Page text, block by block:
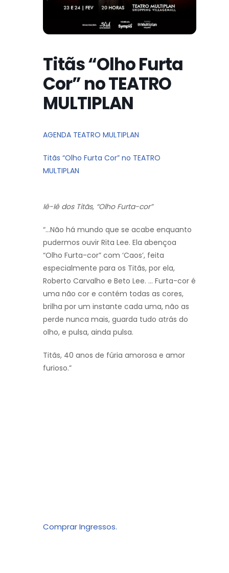
Titãs “Olho Furta
Cor” no TEATRO
MULTIPLAN
AGENDA TEATRO MULTIPLAN
Titãs “Olho Furta Cor” no TEATRO
MULTIPLAN
Iê-Iê dos Titãs, “Olho Furta-cor”
“…Não há mundo que se acabe enquanto
pudermos ouvir Rita Lee. Ela abençoa
“Olho Furta-cor” com ‘Caos’, feita
especialmente para os Titãs, por ela,
Roberto Carvalho e Beto Lee. … Furta-cor é
uma não cor e contém todas as cores,
brilha por um instante cada uma, não as
perde nunca mais, guarda tudo atrás do
olho, e pulsa, ainda pulsa.
Titãs, 40 anos de fúria amorosa e amor
furioso.”
Comprar Ingressos.